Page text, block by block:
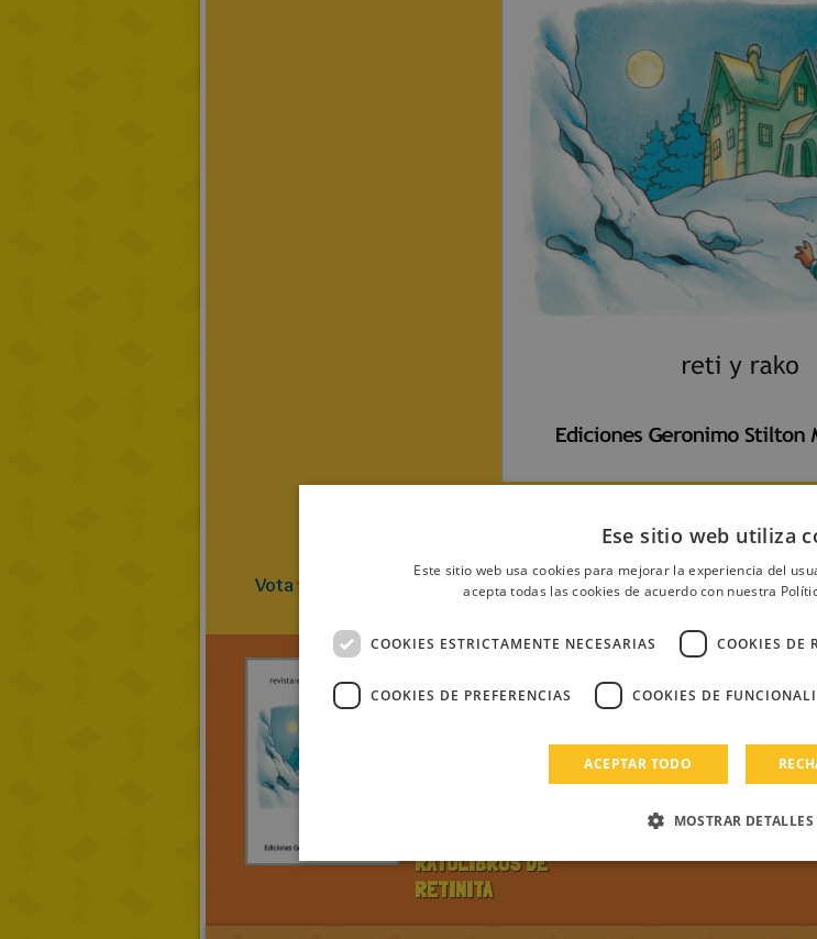
Vota Votos)
revista:explorateur
RATOLIBROS DE
RETINITA
PUBLICADO EL:
Ese sitio web utiliza
Este sitio web usa cookies para mejorar la experiencia del
acepta todas las cookies de acuerdo con nuestra
COOKIES ESTRICTAMENTE NECESARIAS COOKIES DE
COOKIES DE PREFERENCIAS COOKIES DE
ACEPTAR TODO
MOSTRAR DETALLES